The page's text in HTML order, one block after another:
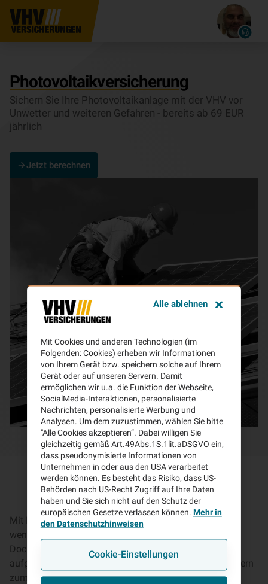
Pho­to­vol­ta­ik­ver­si­che­rung
Sichern Sie Ihre Pho­to­vol­ta­ik­an­lage mit der VHV vor
Unwetter und weiteren Gefahren - bereits ab 69 EUR
jährlich
Jetzt berechnen
Mit Ihrer Photovoltaikanlage tragen Sie dazu bei, dass
weniger CO2 produziert und die Umwelt geschont wird.
Doch die Gefahr eines Schadens ist groß. Nicht nur
aufgrund der immer heftiger werdenden Unwetter, sondern
zum Beispiel auch durch Überspannung, Tierbisse oder
Mit Cookies und anderen Technologien (im
Folgenden: Cookies) erheben wir Informationen
von Ihrem Gerät bzw. speichern solche auf Ihrem
Gerät oder auf unseren Servern. Damit
ermöglichen wir u.a. die Funktion der Webseite,
SocialMedia-Interaktionen, personalisierte
Nachrichten, personalisierte Werbung und
Analysen. Um dem zuzustimmen, wählen Sie bitte
"Alle Cookies akzeptieren“. Dabei willigen Sie
gleichzeitig gemäß Art.49Abs.1S.1lit.aDSGVO ein,
dass pseudonymisierte Informationen von
Unternehmen in oder aus den USA verarbeitet
werden können. Es besteht das Risiko, dass US-
Behörden nach US-Recht Zugriff auf Ihre Daten
haben und Sie sich nicht auf den Schutz der
europäischen Gesetze verlassen können. Mehr in
den Datenschutzhinweisen
Cookie-Einstellungen
Alle ablehnen